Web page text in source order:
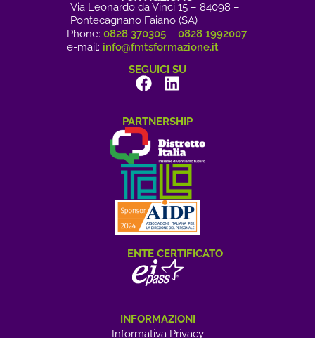
Via Leonardo da Vinci 15 – 84098 –
Pontecagnano Faiano (SA)
Phone: 0828 370305 – 0828 1992007
e-mail: info@fmtsformazione.it
SEGUICI SU
PARTNERSHIP
ENTE CERTIFICATO
INFORMAZIONI
Informativa Privacy